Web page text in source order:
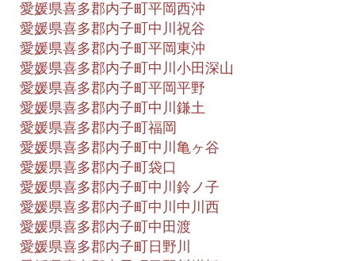
愛媛県喜多郡内子町平岡西沖
愛媛県喜多郡内子町中川祝谷
愛媛県喜多郡内子町平岡東沖
愛媛県喜多郡内子町中川小田深山
愛媛県喜多郡内子町平岡平野
愛媛県喜多郡内子町中川鎌土
愛媛県喜多郡内子町福岡
愛媛県喜多郡内子町中川亀ヶ谷
愛媛県喜多郡内子町袋口
愛媛県喜多郡内子町中川鈴ノ子
愛媛県喜多郡内子町中川中川西
愛媛県喜多郡内子町中田渡
愛媛県喜多郡内子町日野川